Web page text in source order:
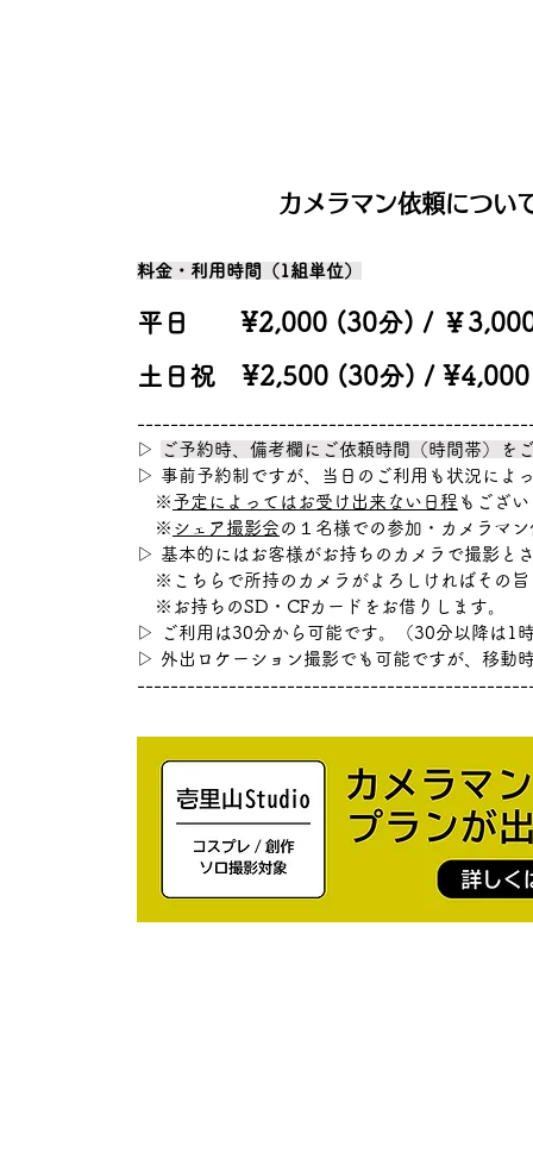
カメラマン依頼につい
料金・利用時間（1組単位）
平日 ¥2,000 (30分) / ￥3,000
土日祝 ¥2,500 (30分) / ¥4,000
▷
ご予約時、備考欄にご依頼時間（時間帯）を
▷ 事前予約制ですが、当日のご利用も状況によ
※ 予定によってはお受け出来ない日程 もござ
※ シェア撮影会 の１名様での参加・カメラマ
▷ 基本的にはお客様がお持ちのカメラで撮影と
※こちらで所持のカメラがよろしければその旨
※お持ちのSD・CFカードをお借りします。
▷
ご利用は30分から可能です。（30分以降は1​
▷ 外出ロケーション撮影でも可能ですが、移動